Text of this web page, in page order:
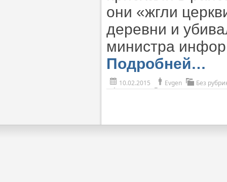
они «жгли
деревни и
министра
Подробней…
10.02.2015 Evgen Без